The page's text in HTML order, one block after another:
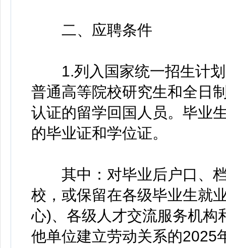
二、应聘条件
1.列入国家统一招生计划
普通高等院校研究生和全日
认证的留学回国人员。毕业
的毕业证和学位证。
其中：对毕业后户口、档
校，或保留在各级毕业生就
心)、各级人才交流服务机构
他单位建立劳动关系的2025